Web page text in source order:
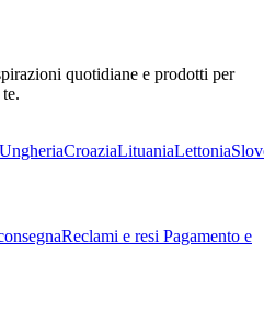
quotidiane e prodotti per
UngheriaCroaziaLituaniaLettonia
Reclami e resi Pagamento e